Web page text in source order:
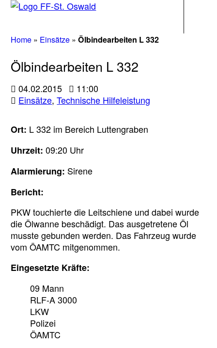
Home » Einsätze »Ölbindearbeiten L 332
Ölbindearbeiten L 332
04.02.2015
11:00
Einsätze,Technische Hilfeleistung
Ort: L 332 im Bereich Luttengraben
Uhrzeit: 09:20 Uhr
Alarmierung: Sirene
Bericht:
PKW touchierte die Leitschiene und dabei wurde
die Ölwanne beschädigt. Das ausgetretene Öl
musste gebunden werden. Das Fahrzeug wurde
vom ÖAMTC mitgenommen.
Eingesetzte Kräfte:
09 Mann
RLF-A 3000
LKW
Polizei
ÖAMTC